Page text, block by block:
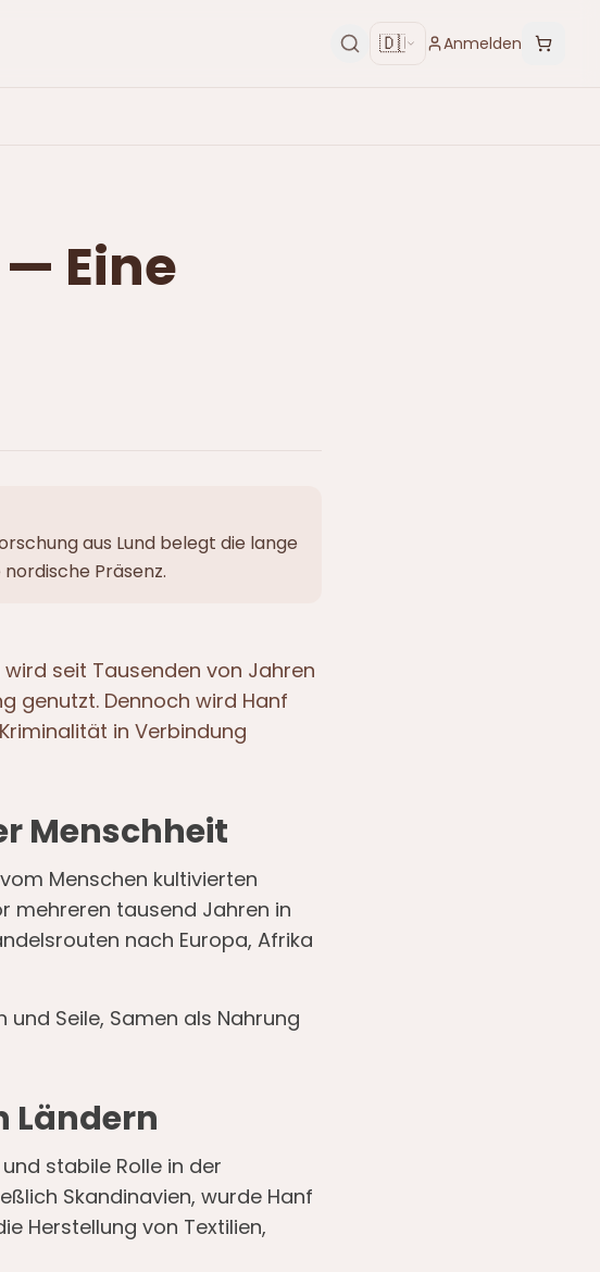
🇩🇪 Anmelden
Eine
aus Lund belegt die lange
Präsenz.
seit Tausenden von Jahren
genutzt. Dennoch wird Hanf
in Verbindung
Menschheit
Menschen kultivierten
mehreren tausend Jahren in
nach Europa, Afrika
Seile, Samen als Nahrung
Ländern
stabile Rolle in der
Skandinavien, wurde Hanf
Herstellung von Textilien,